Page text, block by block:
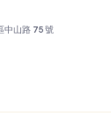
中山路 75 號